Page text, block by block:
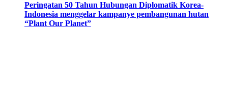
Peringatan 50 Tahun Hubungan Diplomatik Korea-
Indonesia menggelar kampanye pembangunan hutan
“Plant Our Planet”